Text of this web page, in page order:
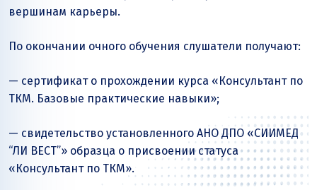
вершинам карьеры.
По окончании очного обучения слушатели получают:
— сертификат о прохождении курса «Консультант по
ТКМ. Базовые практические навыки»;
— свидетельство установленного АНО ДПО «СИИМЕД
“ЛИ ВЕСТ”» образца о присвоении статуса
«Консультант по ТКМ».